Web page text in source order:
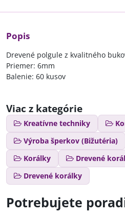
Popis
Drevené polgule z kvalitného
Priemer: 6mm
Balenie: 60 kusov
Viac z kategórie
Kreatívne techniky
Výroba šperkov (Bižutéria)
Korálky
Drevené
Drevené korálky
Potrebujete